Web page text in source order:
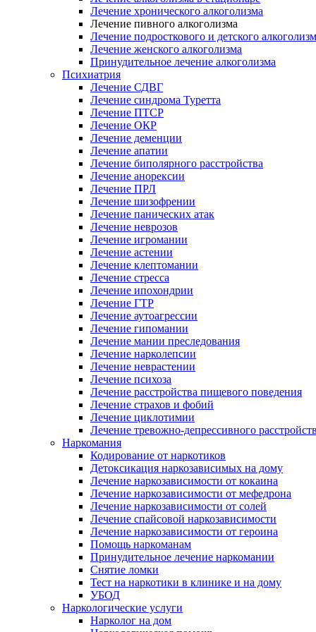
Лечение хронического алкоголизма
Лечение пивного алкоголизма
Лечение подросткового и детского
Лечение женского алкоголизма
Принудительное лечение алкоголизма
Психиатрия
Лечение СДВГ
Лечение синдрома Туретта
Лечение ПТСР
Лечение ОКР
Лечение деменции
Лечение апатии
Лечение биполярного расстройства
Лечение анорексии
Лечение ПРЛ
Лечение шизофрении
Лечение панических атак
Лечение неврозов
Лечение игромании
Лечение астении
Лечение клептомании
Лечение стресса
Лечение ипохондрии
Лечение ГТР
Лечение аутоагрессии
Лечение гипомании
Лечение мании преследования
Лечение нарколепсии
Лечение неврастении
Лечение психоза
Лечение расстройства пищевого поведения
Лечение страхов и фобий
Лечение циклотимии
Лечение тревожно-депрессивного
Наркомания
Кодирование от наркотиков
Детоксикация наркозависимых на дому
Лечение наркозависимости от кокаина
Лечение наркозависимости от мефедрона
Лечение наркозависимости от солей
Лечение спайсовой наркозависимости
Лечение наркозависимости от героина
Помощь наркоманам
Принудительное лечение наркомании
Снятие ломки
Тест на наркотики в клинике и на дому
УБОД
Наркологические услуги
Нарколог на дом